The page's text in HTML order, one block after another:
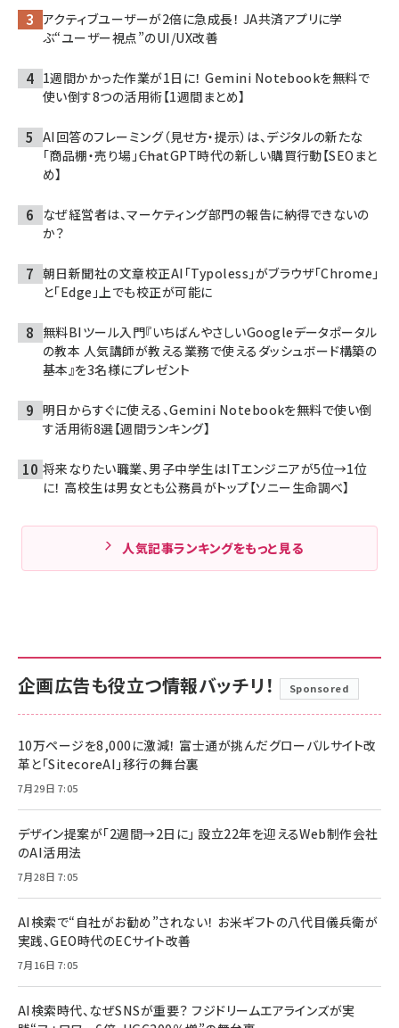
アクティブユーザーが2倍に急成長！ JA共済アプリに学
ぶ“ユーザー視点”のUI/UX改善
1週間かかった作業が1日に！ Gemini Notebookを無料で
使い倒す8つの活用術【1週間まとめ】
AI回答のフレーミング（見せ方・提示）は、デジタルの新たな
「商品棚・売り場」――ChatGPT時代の新しい購買行動【SEOまと
め】
なぜ経営者は、マーケティング部門の報告に納得できないの
か？
朝日新聞社の文章校正AI「Typoless」がブラウザ「Chrome」
と「Edge」上でも校正が可能に
無料BIツール入門『いちばんやさしいGoogleデータポータル
の教本 人気講師が教える業務で使えるダッシュボード構築の
基本』を3名様にプレゼント
明日からすぐに使える、Gemini Notebookを無料で使い倒
す活用術8選【週間ランキング】
将来なりたい職業、男子中学生はITエンジニアが5位→1位
に！ 高校生は男女とも公務員がトップ【ソニー生命調べ】
人気記事ランキングをもっと見る
企画広告も役立つ情報バッチリ！ Sponsored
10万ページを8,000に激減！ 富士通が挑んだグローバルサイト改
革と「SitecoreAI」移行の舞台裏
7月29日 7:05
デザイン提案が「2週間→2日に」 設立22年を迎えるWeb制作会社
のAI活用法
7月28日 7:05
AI検索で“自社がお勧め”されない！ お米ギフトの八代目儀兵衛が
実践、GEO時代のECサイト改善
7月16日 7:05
AI検索時代、なぜSNSが重要？ フジドリームエアラインズが実